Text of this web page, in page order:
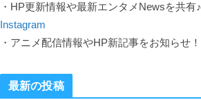
・HP更新情報や最新エンタメNewsを共有♪
Instagram
・アニメ配信情報やHP新記事をお知らせ！
最新の投稿